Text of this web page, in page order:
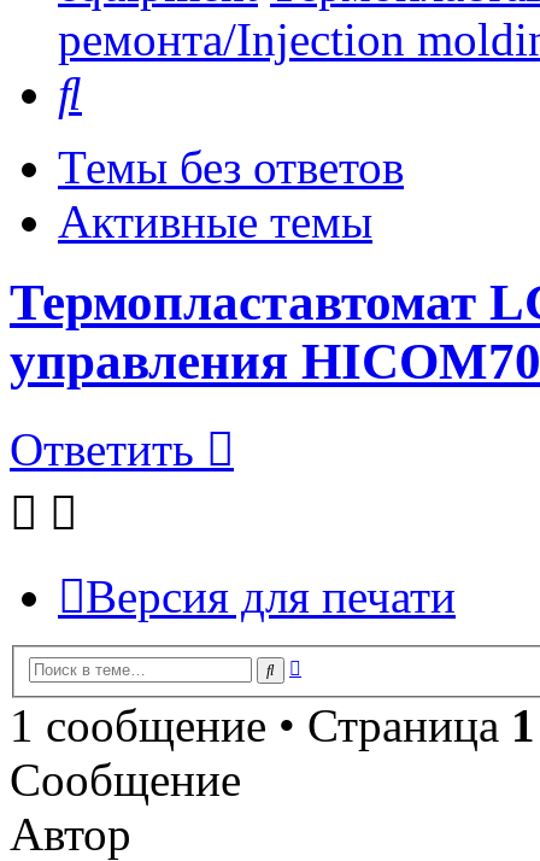
ремонта/Injection
Темы без ответов
Активные темы
Термопластавтомат
управления
Ответить
Версия для печати
Поиск
1 сообщение • Страница 1
Сообщение
Автор